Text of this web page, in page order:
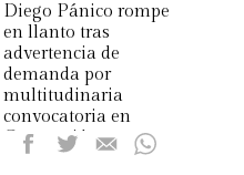
Diego Pánico rompe
en llanto tras
advertencia de
demanda por
multitudinaria
convocatoria en
Concepción